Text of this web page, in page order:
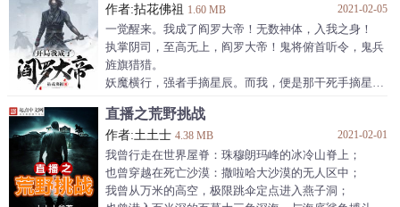
融合水熊虫基因，生命力提升千倍，再搭配少林金钟
罩……无敌，是多么得寂寞！
作者:拈花佛祖 1.60 MB 2021-02-05
一觉醒来。我成了阎罗大帝！无数神体，入我之身！
执掌阴司，至高无上，阎罗大帝！鬼将俯首听令，鬼兵
旌旗猎猎。
妖魔横行，强者手摘星辰。而我，便是那干死手摘星辰
直播之荒野挑战
作者:土土士 4.38 MB 2021-02-01
我曾行走在世界屋脊：珠穆朗玛峰的冰冷山脊上；
也曾穿越在死亡沙漠：撒啦哈大沙漠的无人区中；
我曾从万米的高空，极限跳伞定点进入燕子洞；